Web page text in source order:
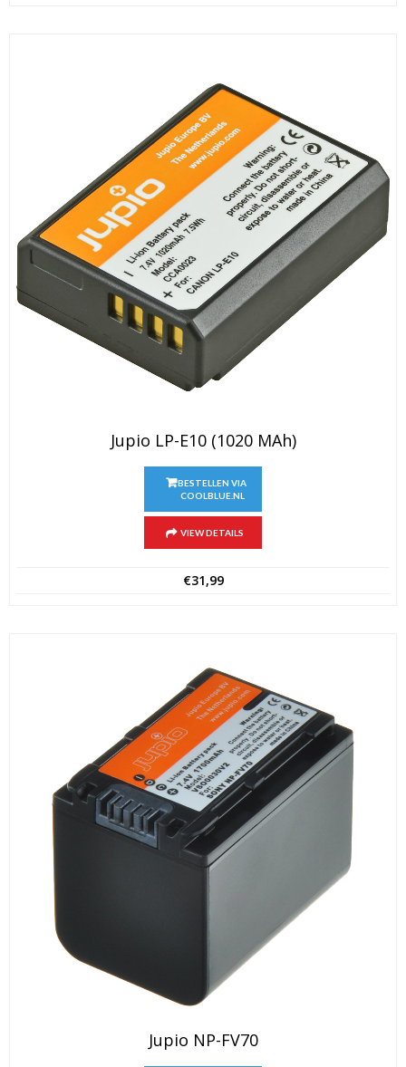
Jupio LP-E10 (1020 MAh)
BESTELLEN VIA
COOLBLUE.NL
VIEW DETAILS
€31,99
Jupio NP-FV70